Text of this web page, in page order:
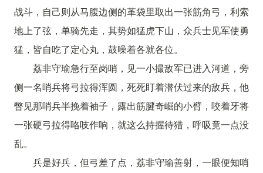
战斗，自己则从马腹边侧的革袋里取出一张筋角弓，利索
地上了弦，单骑先走，其势如猛虎下山，众兵士见军使勇
猛，皆自吃了定心丸，鼓噪着各就各位。
荔非守瑜急行至岗哨，见一小撮敌军已进入河道，旁
侧一名哨兵将弓拉得浑圆，死死盯着潜伏过来的敌兵，他
瞥见那哨兵半挽着袖子，露出筋腱奇崛的小臂，咬着牙将
一张硬弓拉得咯吱作响，就这么持握待猎，呼吸竟一点没
乱。
兵是好兵，但弓差了点，荔非守瑜善射，一眼便知哨